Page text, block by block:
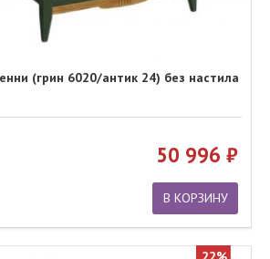
(грин 6020/антик 24) без настила
50 996
В КОРЗИНУ